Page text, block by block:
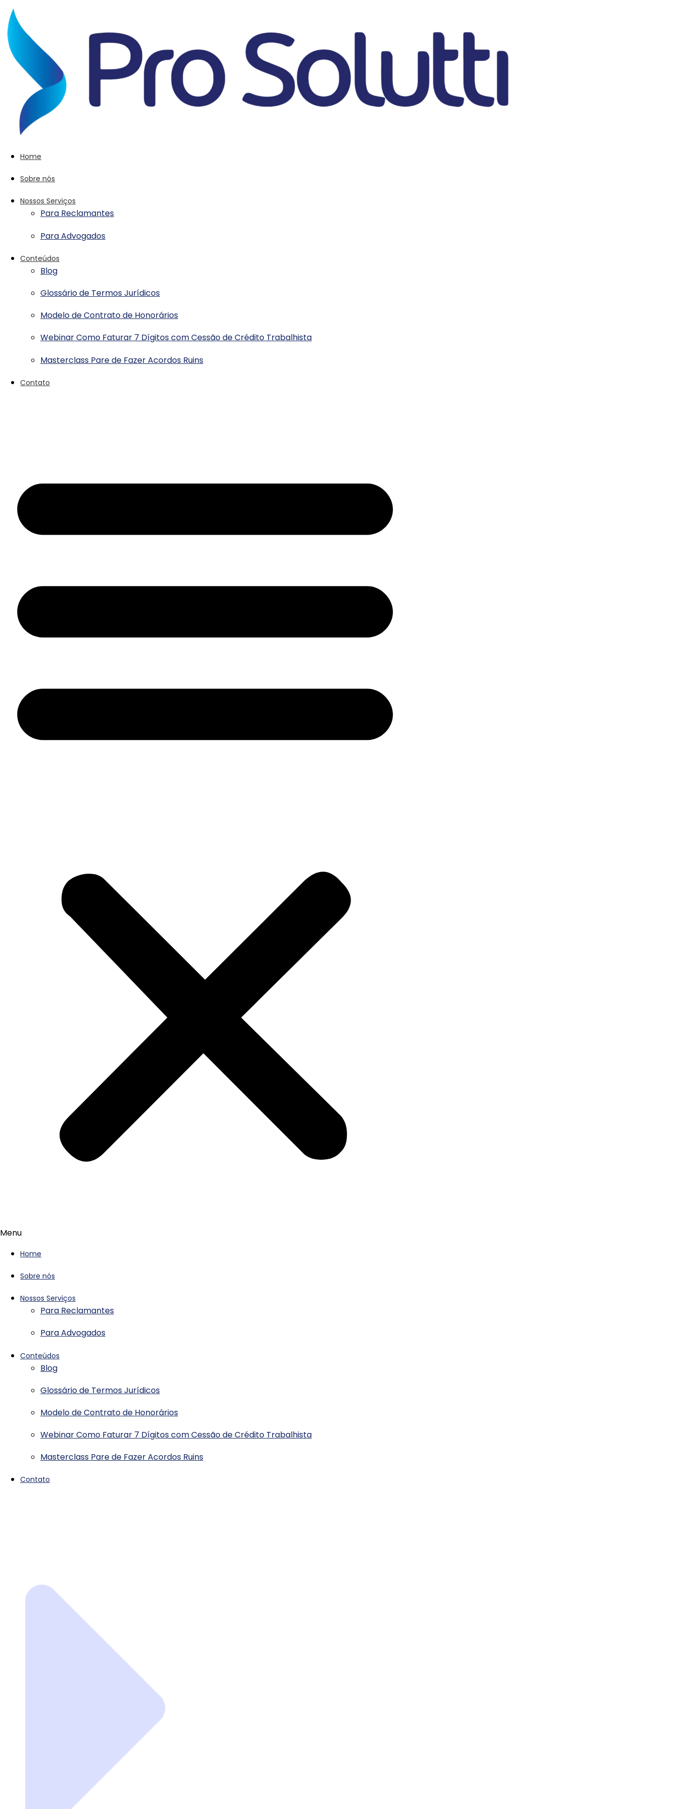
Home
Sobre nós
Nossos Serviços
Para Reclamantes
Para Advogados
Conteúdos
Blog
Glossário de Termos Jurídicos
Modelo de Contrato de Honorários
Webinar Como Faturar 7 Dígitos com Cessão de Crédito Trabalhista
Masterclass Pare de Fazer Acordos Ruins
Contato
Menu
Home
Sobre nós
Nossos Serviços
Para Reclamantes
Para Advogados
Conteúdos
Blog
Glossário de Termos Jurídicos
Modelo de Contrato de Honorários
Webinar Como Faturar 7 Dígitos com Cessão de Crédito Trabalhista
Masterclass Pare de Fazer Acordos Ruins
Contato